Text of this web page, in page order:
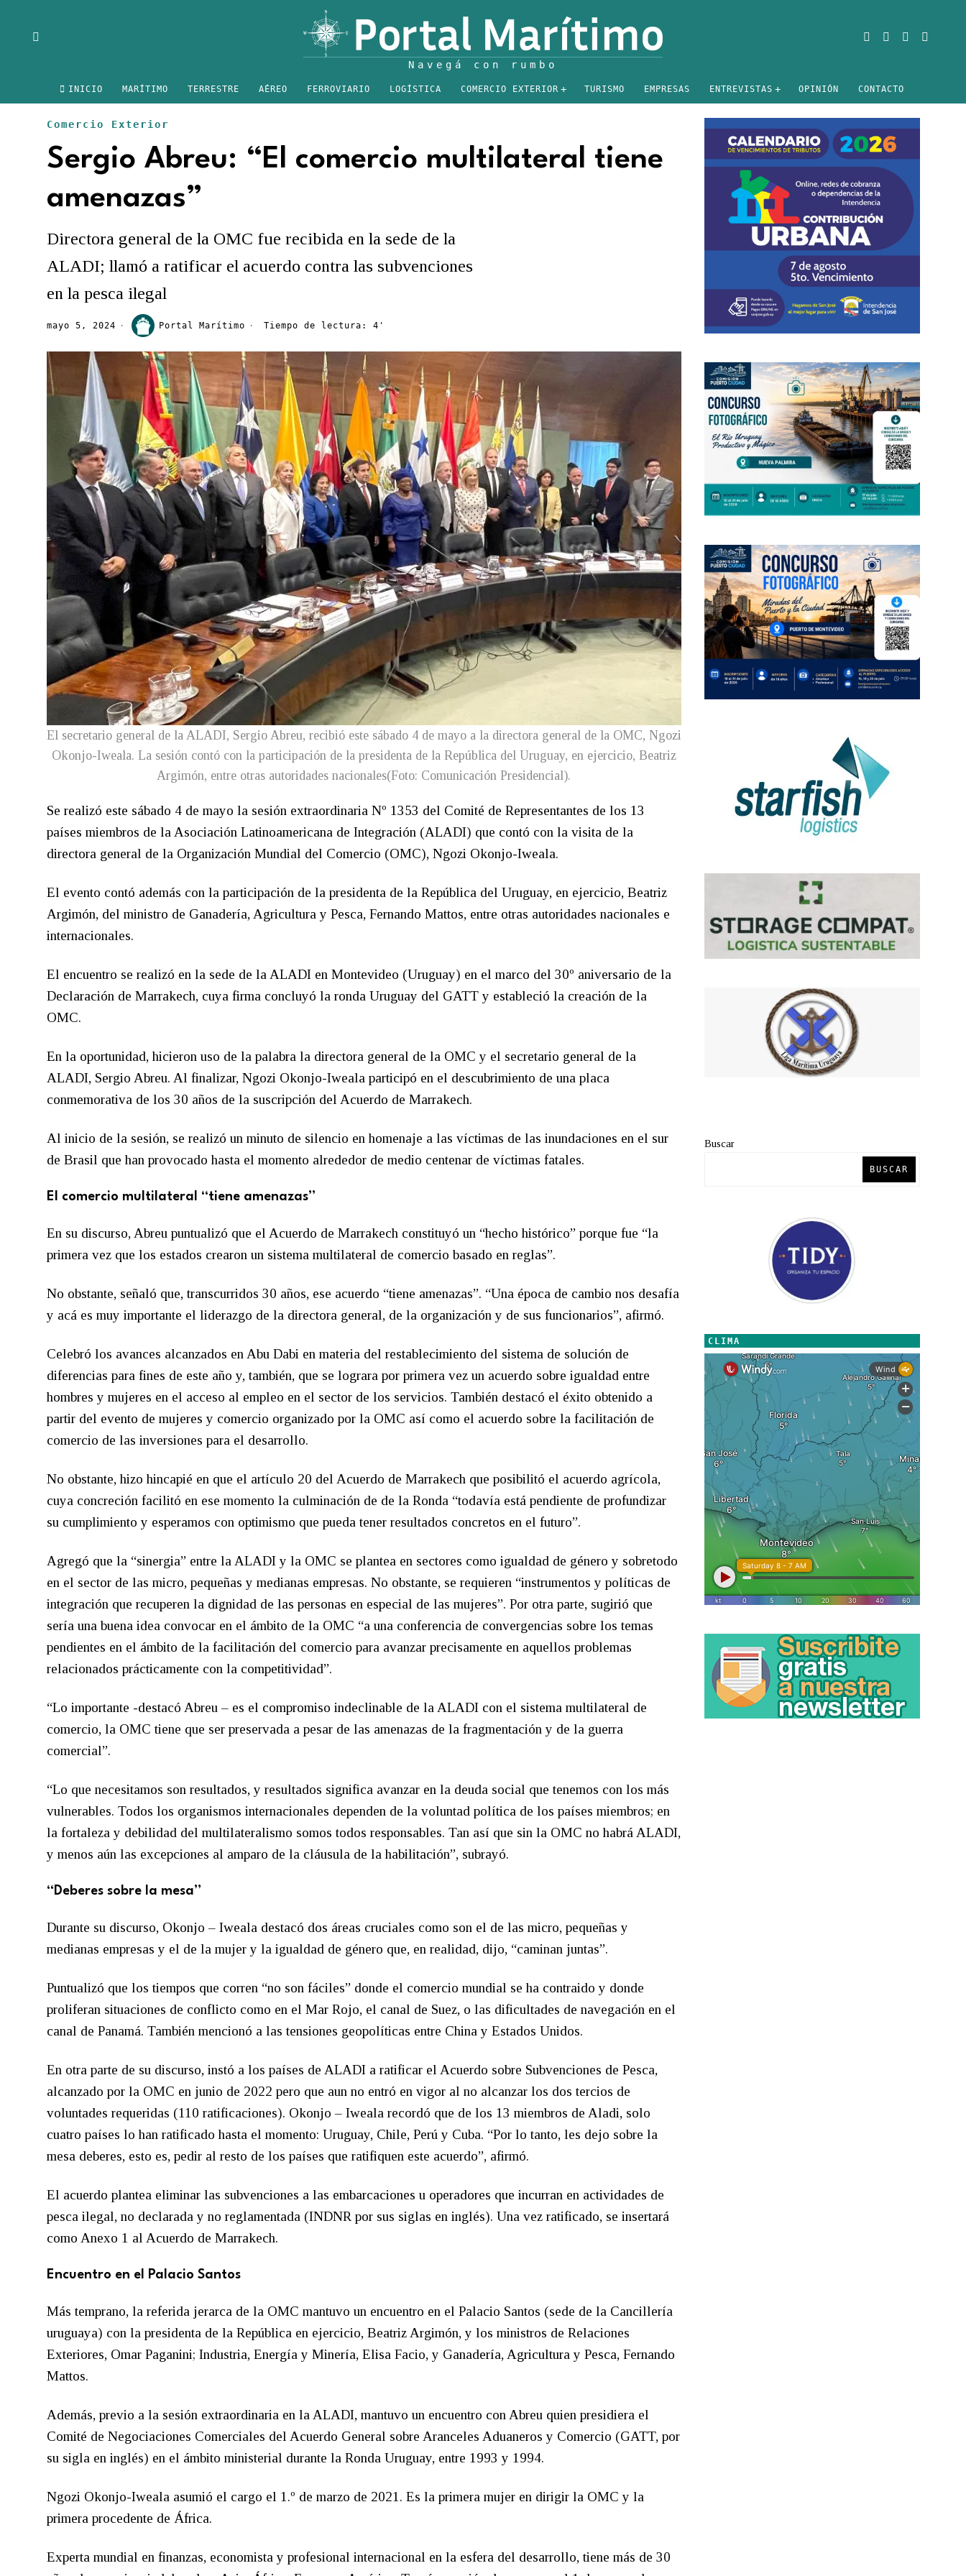
INICIO MARÍTIMO TERRESTRE AÉREO FERROVIARIO LOGÍSTICA COMERCIO EXTERIOR TURISMO EMPRESAS ENTREVISTAS OPINIÓN CONTACTO
Comercio Exterior
Sergio Abreu: “El comercio multilateral tiene
amenazas”
Directora general de la OMC fue recibida en la sede de la
ALADI; llamó a ratificar el acuerdo contra las subvenciones
en la pesca ilegal
mayo 5, 2024 Portal Marítimo Tiempo de lectura: 4'
El secretario general de la ALADI, Sergio Abreu, recibió este sábado 4 de mayo a la directora general de la OMC, Ngozi
Okonjo-Iweala. La sesión contó con la participación de la presidenta de la República del Uruguay, en ejercicio, Beatriz
Argimón, entre otras autoridades nacionales(Foto: Comunicación Presidencial).
Se realizó este sábado 4 de mayo la sesión extraordinaria Nº 1353 del Comité de Representantes de los 13
países miembros de la Asociación Latinoamericana de Integración (ALADI) que contó con la visita de la
directora general de la Organización Mundial del Comercio (OMC), Ngozi Okonjo-Iweala.
El evento contó además con la participación de la presidenta de la República del Uruguay, en ejercicio, Beatriz
Argimón, del ministro de Ganadería, Agricultura y Pesca, Fernando Mattos, entre otras autoridades nacionales e
internacionales.
El encuentro se realizó en la sede de la ALADI en Montevideo (Uruguay) en el marco del 30º aniversario de la
Declaración de Marrakech, cuya firma concluyó la ronda Uruguay del GATT y estableció la creación de la
OMC.
En la oportunidad, hicieron uso de la palabra la directora general de la OMC y el secretario general de la
ALADI, Sergio Abreu. Al finalizar, Ngozi Okonjo-Iweala participó en el descubrimiento de una placa
conmemorativa de los 30 años de la suscripción del Acuerdo de Marrakech.
Al inicio de la sesión, se realizó un minuto de silencio en homenaje a las víctimas de las inundaciones en el sur
de Brasil que han provocado hasta el momento alrededor de medio centenar de víctimas fatales.
El comercio multilateral “tiene amenazas”
En su discurso, Abreu puntualizó que el Acuerdo de Marrakech constituyó un “hecho histórico” porque fue “la
primera vez que los estados crearon un sistema multilateral de comercio basado en reglas”.
No obstante, señaló que, transcurridos 30 años, ese acuerdo “tiene amenazas”. “Una época de cambio nos desafía
y acá es muy importante el liderazgo de la directora general, de la organización y de sus funcionarios”, afirmó.
Celebró los avances alcanzados en Abu Dabi en materia del restablecimiento del sistema de solución de
diferencias para fines de este año y, también, que se lograra por primera vez un acuerdo sobre igualdad entre
hombres y mujeres en el acceso al empleo en el sector de los servicios. También destacó el éxito obtenido a
partir del evento de mujeres y comercio organizado por la OMC así como el acuerdo sobre la facilitación de
comercio de las inversiones para el desarrollo.
No obstante, hizo hincapié en que el artículo 20 del Acuerdo de Marrakech que posibilitó el acuerdo agrícola,
cuya concreción facilitó en ese momento la culminación de de la Ronda “todavía está pendiente de profundizar
su cumplimiento y esperamos con optimismo que pueda tener resultados concretos en el futuro”.
Agregó que la “sinergia” entre la ALADI y la OMC se plantea en sectores como igualdad de género y sobretodo
en el sector de las micro, pequeñas y medianas empresas. No obstante, se requieren “instrumentos y políticas de
integración que recuperen la dignidad de las personas en especial de las mujeres”. Por otra parte, sugirió que
sería una buena idea convocar en el ámbito de la OMC “a una conferencia de convergencias sobre los temas
pendientes en el ámbito de la facilitación del comercio para avanzar precisamente en aquellos problemas
relacionados prácticamente con la competitividad”.
“Lo importante -destacó Abreu – es el compromiso indeclinable de la ALADI con el sistema multilateral de
comercio, la OMC tiene que ser preservada a pesar de las amenazas de la fragmentación y de la guerra
comercial”.
“Lo que necesitamos son resultados, y resultados significa avanzar en la deuda social que tenemos con los más
vulnerables. Todos los organismos internacionales dependen de la voluntad política de los países miembros; en
la fortaleza y debilidad del multilateralismo somos todos responsables. Tan así que sin la OMC no habrá ALADI,
y menos aún las excepciones al amparo de la cláusula de la habilitación”, subrayó.
“Deberes sobre la mesa”
Durante su discurso, Okonjo – Iweala destacó dos áreas cruciales como son el de las micro, pequeñas y
medianas empresas y el de la mujer y la igualdad de género que, en realidad, dijo, “caminan juntas”.
Puntualizó que los tiempos que corren “no son fáciles” donde el comercio mundial se ha contraido y donde
proliferan situaciones de conflicto como en el Mar Rojo, el canal de Suez, o las dificultades de navegación en el
canal de Panamá. También mencionó a las tensiones geopolíticas entre China y Estados Unidos.
En otra parte de su discurso, instó a los países de ALADI a ratificar el Acuerdo sobre Subvenciones de Pesca,
alcanzado por la OMC en junio de 2022 pero que aun no entró en vigor al no alcanzar los dos tercios de
voluntades requeridas (110 ratificaciones). Okonjo – Iweala recordó que de los 13 miembros de Aladi, solo
cuatro países lo han ratificado hasta el momento: Uruguay, Chile, Perú y Cuba. “Por lo tanto, les dejo sobre la
mesa deberes, esto es, pedir al resto de los países que ratifiquen este acuerdo”, afirmó.
El acuerdo plantea eliminar las subvenciones a las embarcaciones u operadores que incurran en actividades de
pesca ilegal, no declarada y no reglamentada (INDNR por sus siglas en inglés). Una vez ratificado, se insertará
como Anexo 1 al Acuerdo de Marrakech.
Encuentro en el Palacio Santos
Más temprano, la referida jerarca de la OMC mantuvo un encuentro en el Palacio Santos (sede de la Cancillería
uruguaya) con la presidenta de la República en ejercicio, Beatriz Argimón, y los ministros de Relaciones
Exteriores, Omar Paganini; Industria, Energía y Minería, Elisa Facio, y Ganadería, Agricultura y Pesca, Fernando
Mattos.
Además, previo a la sesión extraordinaria en la ALADI, mantuvo un encuentro con Abreu quien presidiera el
Comité de Negociaciones Comerciales del Acuerdo General sobre Aranceles Aduaneros y Comercio (GATT, por
su sigla en inglés) en el ámbito ministerial durante la Ronda Uruguay, entre 1993 y 1994.
Ngozi Okonjo-Iweala asumió el cargo el 1.º de marzo de 2021. Es la primera mujer en dirigir la OMC y la
primera procedente de África.
Experta mundial en finanzas, economista y profesional internacional en la esfera del desarrollo, tiene más de 30
Buscar
BUSCAR
CLIMA